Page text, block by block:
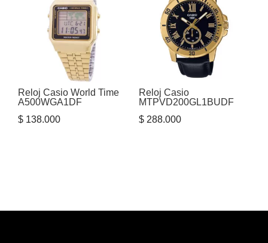
Reloj Casio World Time
A500WGA1DF
$ 138.000
Reloj Casio
MTPVD200GL1BUDF
$288.000